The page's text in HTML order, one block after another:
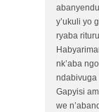
y’ukuli yo
ryaba
nk’aba
ndabivuga
Gapyisi
we